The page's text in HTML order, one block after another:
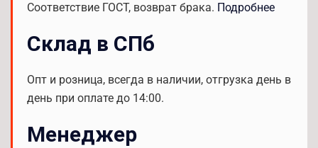
Соответствие ГОСТ, возврат брака. Подробнее
Склад в СПб
Опт и розница, всегда в наличии, отгрузка день в
день при оплате до 14:00.
Менеджер